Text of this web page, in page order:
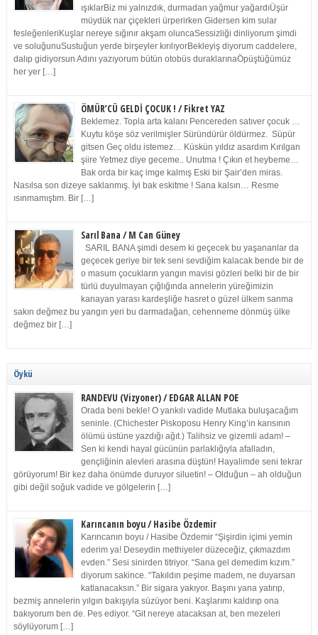
ışıklarBiz mi yalnızdık, durmadan yağmur yağardıÜşür
müydük nar çiçekleri ürperirken Gidersen kim sular
fesleğenleriKuşlar nereye sığınır akşam oluncaSessizliği dinliyorum şimdi
ve soluğunuSustuğun yerde birşeyler kırılıyorBekleyiş diyorum caddelere,
dalıp gidiyorsun Adını yazıyorum bütün otobüs duraklarınaÖpüştüğümüz
her yer […]
ÖMÜR’CÜ GELDİ ÇOCUK ! / Fikret YAZ
Beklemez. Topla arta kalanı Pencereden satıver çocuk …
Kuytu köşe söz verilmişler Süründürür öldürmez. Süpür
gitsen Geç oldu istemez… Küskün yıldız asardım Kırılgan
şiire Yetmez diye geceme.. Unutma ! Çıkın et heybeme…
Bak orda bir kaç imge kalmış Eski bir Şair’den miras.
Nasılsa son dizeye saklanmış. İyi bak eskitme ! Sana kalsın… Resme
ısınmamıştım. Bir […]
Sarıl Bana / M Can Güney
SARIL BANA şimdi desem ki geçecek bu yaşananlar da
geçecek geriye bir tek seni sevdiğim kalacak bende bir de
o masum çocukların yangın mavisi gözleri belki bir de bir
türlü duyulmayan çığlığında annelerin yüreğimizin
kanayan yarası kardeşliğe hasret o güzel ülkem sanma
sakın değmez bu yangın yeri bu darmadağan, cehenneme dönmüş ülke
değmez bir […]
Öykü
RANDEVU (Vizyoner) / EDGAR ALLAN POE
Orada beni bekle! O yankılı vadide Mutlaka buluşacağım
seninle. (Chichester Piskoposu Henry King’in karısının
ölümü üstüne yazdığı ağıt.) Talihsiz ve gizemli adam! –
Sen ki kendi hayal gücünün parlaklığıyla afalladın,
gençliğinin alevleri arasına düştün! Hayalimde seni tekrar
görüyorum! Bir kez daha önümde duruyor siluetin! – Olduğun – ah olduğun
gibi değil soğuk vadide ve gölgelerin […]
Karıncanın boyu / Hasibe Özdemir
Karıncanın boyu / Hasibe Özdemir “Şişirdin içimi yemin
ederim ya! Deseydin methiyeler düzeceğiz, çıkmazdım
evden.” Sesi sinirden titriyor. “Sana gel demedim kızım.”
diyorum sakince. “Takıldın peşime madem, ne duyarsan
katlanacaksın.” Bir sigara yakıyor. Başını yana yatırıp,
bezmiş annelerin yılgın bakışıyla süzüyor beni. Kaşlarımı kaldırıp ona
bakıyorum ben de. Pes ediyor. “Git nereye atacaksan at, ben mezeleri
söylüyorum […]